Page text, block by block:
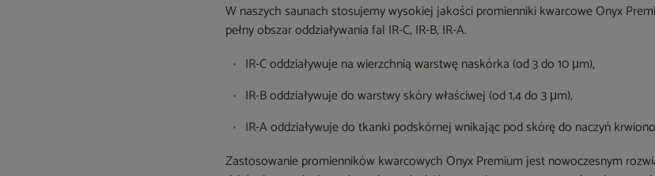
W naszych saunach stosujemy wysokiej jakości promienniki kwarcowe Onyx
pełny obszar oddziaływania fal IR-C, IR-B, IR-A.
IR-C oddziaływuje na wierzchnią warstwę naskórka (od 3 do 10 μm),
IR-B oddziaływuje do warstwy skóry właściwej (od 1,4 do 3 μm),
IR-A oddziaływuje do tkanki podskórnej wnikając pod skórę do naczyń
Zastosowanie promienników kwarcowych Onyx Premium jest nowoczesnym